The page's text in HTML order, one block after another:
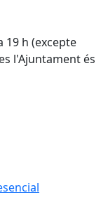
19 h (excepte
l'Ajuntament és